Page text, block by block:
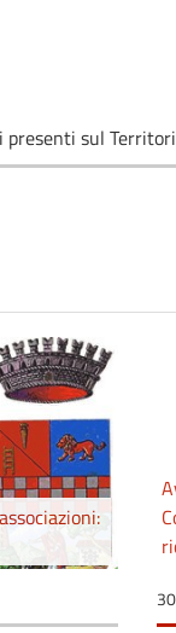
sul